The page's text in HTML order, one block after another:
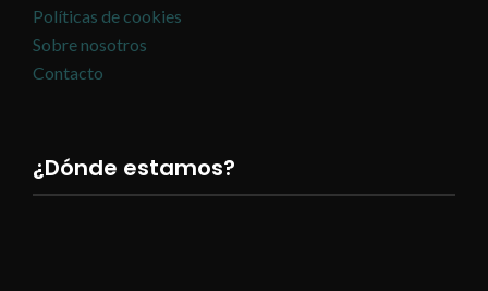
Políticas de cookies
Sobre nosotros
Contacto
¿Dónde estamos?